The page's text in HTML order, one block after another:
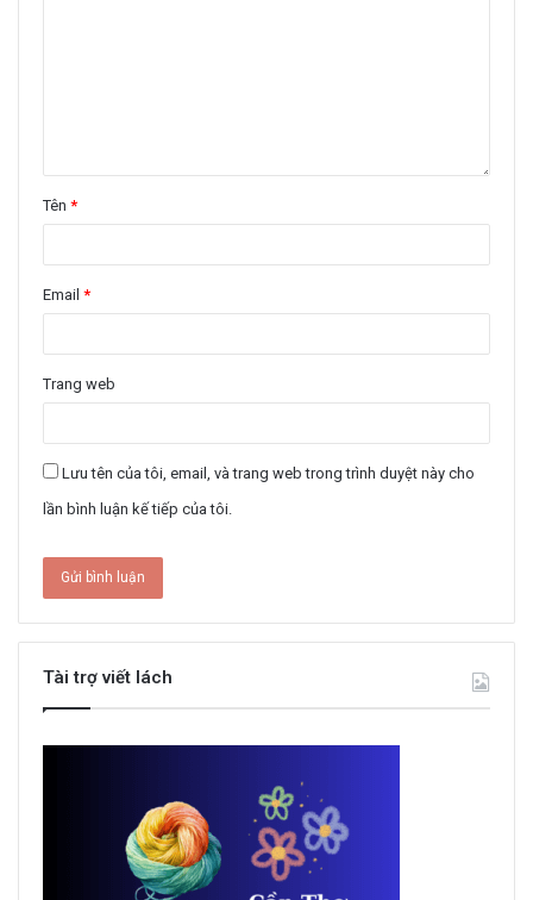
Tên *
Email *
Trang web
Lưu tên của tôi, email, và trang web trong trình duyệt này cho
lần bình luận kế tiếp của tôi.
Tài trợ viết lách